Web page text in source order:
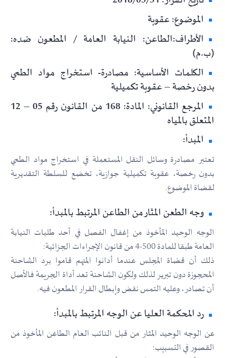
الموضوع: عقوبة
الأطراف:الطاعن: النيابة العامة / المطعون ضده:
(ب.م)
الكلمات الأساسية: مصادرة- استخراج مواد الطمي
بدون رخصة – عقوبة تكميلية
المرجع القانوني: المادة: 168 من القانون رقم 05 – 12
المتعلق بالمياه
المبدأ:
تعتبر مصادرة وسائل النقل المستعملة في استخراج مواد الطمي
بدون رخصة، عقوبة تكميلية جوازية، تخضع للسلطة التقديرية
لقضاة الموضوع.
وجه الطعن المثار من الطاعن المرتبط بالمبدأ:
الوجه الوحيد المأخوذ من إغفال الفصل في أحد طلبات النيابة
العامة طبقا للمادة 500-4 من قانون الإجراءات الجزائية:
ذلك أن قضاة المجلس عندما أدانوا المتهم قاموا برد الشاحنة
المحجوزة دون تبرير لذلك ولكون الشاحنة تعد أداة الجريمة فالأصل
أن تصادر، وعليه التمس نقض وإبطال القرار المطعون فيه.
رد المحكمة العليا عن الوجه المرتبط بالمبدأ:
عن الوجه الوحيد المثار من قبل النائب العام الطاعن المأخوذ من
القصور في التسبيب: